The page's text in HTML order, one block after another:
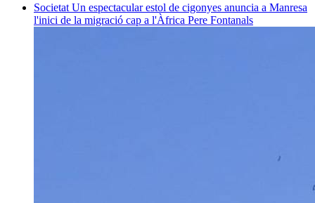
Societat Un espectacular estol de cigonyes anuncia a Manresa
l'inici de la migració cap a l'Àfrica Pere Fontanals